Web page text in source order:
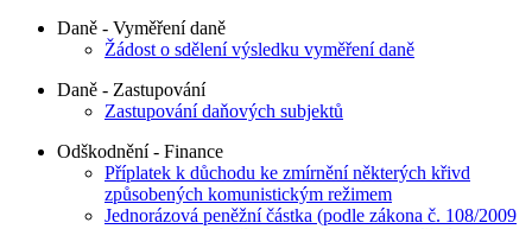
Daně - Vyměření daně
Žádost o sdělení výsledku vyměření daně
Daně - Zastupování
Zastupování daňových subjektů
Odškodnění - Finance
Příplatek k důchodu ke zmírnění některých křivd
způsobených komunistickým režimem
Jednorázová peněžní částka (podle zákona č. 108/2009